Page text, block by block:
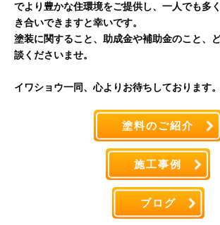
でより豊かな住環境をご提供し、一人でも多
き合いできますと幸いです。
塗装に関すること、助成金や補助金のこと、
談くださいませ。
イワショウ一同、心よりお待ちしております。
塗料のご紹介
施工事例
ブログ